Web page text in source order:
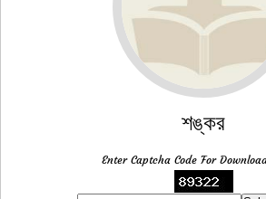
শঙ্কর
Enter Captcha Code For